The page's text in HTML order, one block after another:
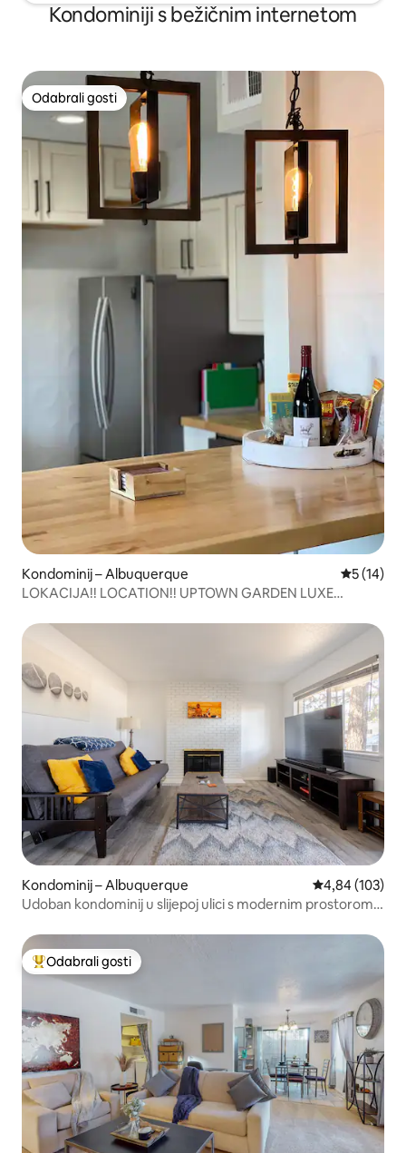
Kondominiji s bežičnim internetom
Odabrali gosti
Odabrali gosti
Kondominij – Albuquerque Prosječna
5 (14)
LOKACIJA!! LOCATION!! UPTOWN GARDEN LUXE
Kondominij – Albuquerque Prosječna
4,84 (103)
Udoban kondominij u slijepoj ulici s modernim prostorom
Među najviše rangiranima s oznakom „Odabrali gosti”
Odabrali gosti